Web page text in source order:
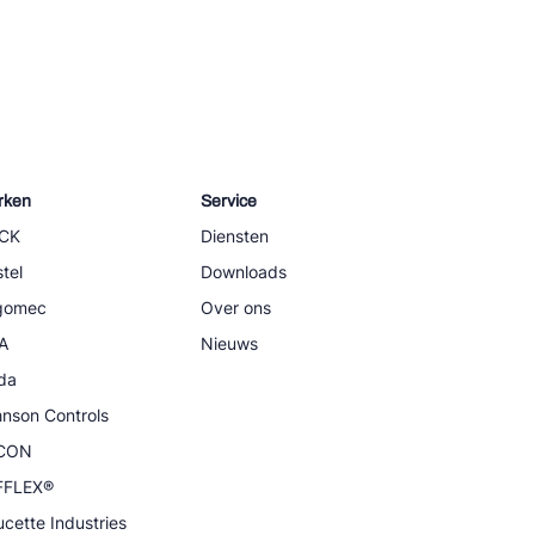
Controls
Industries
Service
Diensten
Downloads
Over ons
Nieuws